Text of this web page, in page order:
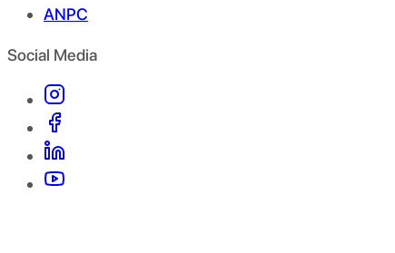
ANPC
Social Media